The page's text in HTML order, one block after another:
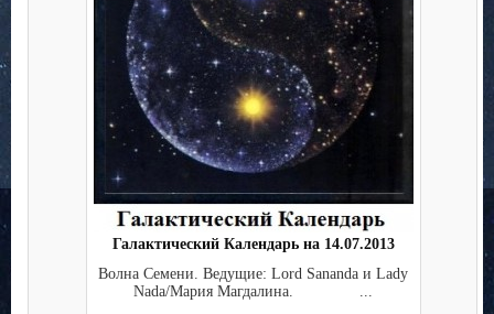
Галактический Календарь на 14.07.2013
Волна Семени. Ведущие: Lord Sananda и Lady
Nada/Мария Магдалина. ...